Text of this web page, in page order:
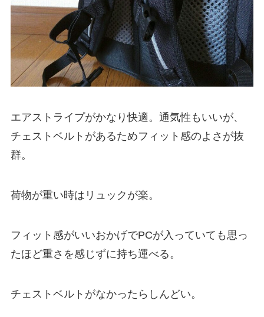
エアストライプがかなり快適。通気性もいいが、
チェストベルトがあるためフィット感のよさが抜
群。
荷物が重い時はリュックが楽。
フィット感がいいおかげでPCが入っていても思っ
たほど重さを感じずに持ち運べる。
チェストベルトがなかったらしんどい。